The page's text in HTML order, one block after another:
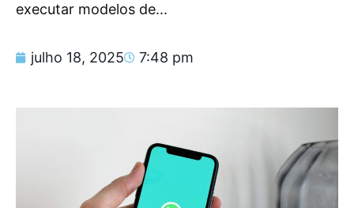
executar modelos de...
julho 18, 2025 7:48 pm